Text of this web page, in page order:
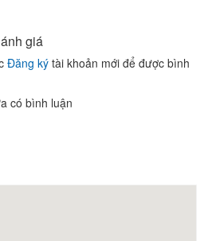
giá
Đăng ký tài khoản mới để được bình
có bình luận